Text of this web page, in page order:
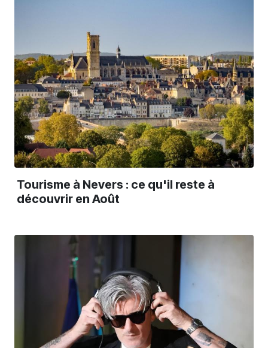
Tourisme à Nevers : ce qu'il reste à
découvrir en Août